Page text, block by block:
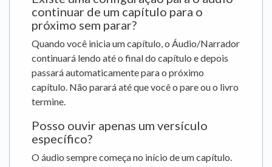
continuar de um capítulo para o
próximo sem parar?
Quando você inicia um capítulo, o Áudio/Narrador
continuará lendo até o final do capítulo e depois
passará automaticamente para o próximo
capítulo. Não parará até que você o pare ou o livro
termine.
Posso ouvir apenas um versículo
específico?
O áudio sempre começa no início de um capítulo.